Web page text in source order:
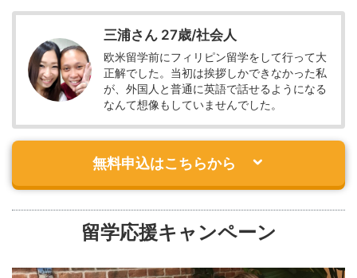
三浦さん 27歳/社会人
欧米留学前にフィリピン留学をして行って大
正解でした。当初は挨拶しかできなかった私
が、外国人と普通に英語で話せるようになる
なんて想像もしていませんでした。
無料申込はこちらから
留学応援キャンペーン